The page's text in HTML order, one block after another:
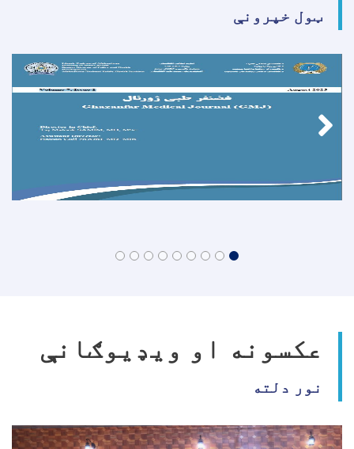
ټول خپرونې
عکسونه او ویډیوګانې
نور دلته